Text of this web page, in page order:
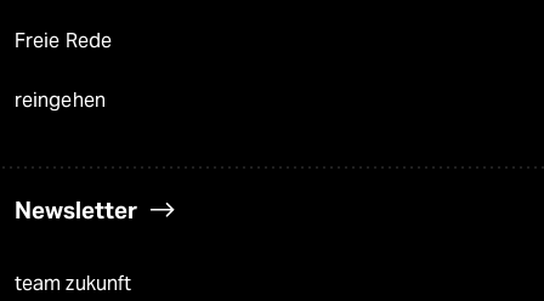
Freie Rede
reingehen
Newsletter
team zukunft